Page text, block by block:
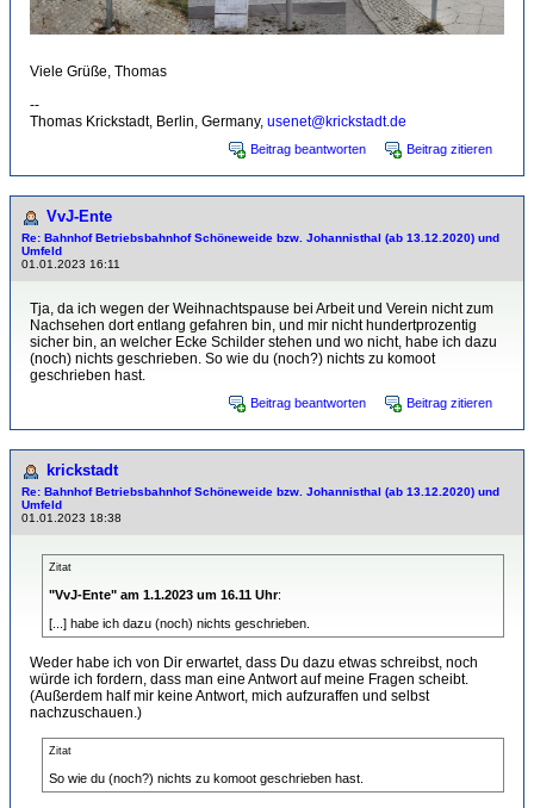
Viele Grüße, Thomas
--
Thomas Krickstadt, Berlin, Germany, usenet@krickstadt.de
Beitrag beantworten Beitrag zitieren
VvJ-Ente
Re: Bahnhof Betriebsbahnhof Schöneweide bzw. Johannisthal (ab 13.12.2020) und
Umfeld
01.01.2023 16:11
Tja, da ich wegen der Weihnachtspause bei Arbeit und Verein nicht zum
Nachsehen dort entlang gefahren bin, und mir nicht hundertprozentig
sicher bin, an welcher Ecke Schilder stehen und wo nicht, habe ich dazu
(noch) nichts geschrieben. So wie du (noch?) nichts zu komoot
geschrieben hast.
Beitrag beantworten Beitrag zitieren
krickstadt
Re: Bahnhof Betriebsbahnhof Schöneweide bzw. Johannisthal (ab 13.12.2020) und
Umfeld
01.01.2023 18:38
Zitat
"VvJ-Ente" am 1.1.2023 um 16.11 Uhr:
[...] habe ich dazu (noch) nichts geschrieben.
Weder habe ich von Dir erwartet, dass Du dazu etwas schreibst, noch
würde ich fordern, dass man eine Antwort auf meine Fragen scheibt.
(Außerdem half mir keine Antwort, mich aufzuraffen und selbst
nachzuschauen.)
Zitat
So wie du (noch?) nichts zu komoot geschrieben hast.